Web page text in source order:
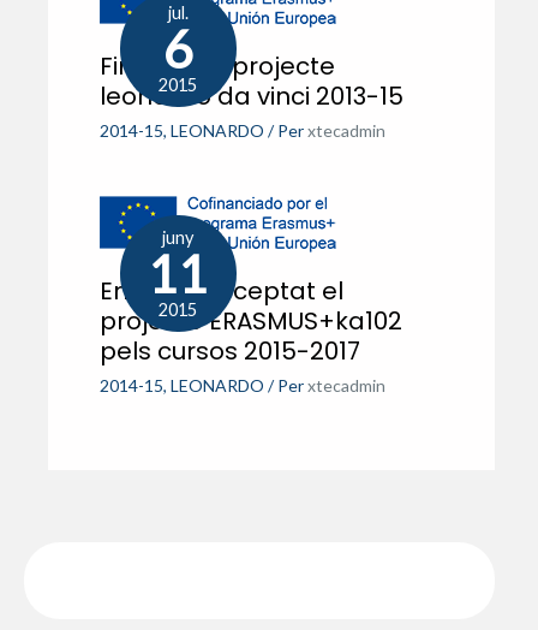
jul.
6
2015
Finalitza el projecte
leonardo da vinci 2013-15
2014-15, LEONARDO / Per xtecadmin
juny
11
2015
Ens han acceptat el
projecte ERASMUS+ka102
pels cursos 2015-2017
2014-15, LEONARDO / Per xtecadmin